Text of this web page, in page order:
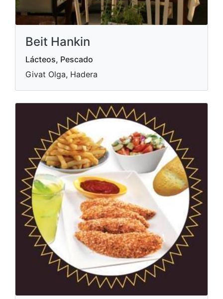
Beit Hankin
Lácteos, Pescado
Givat Olga, Hadera